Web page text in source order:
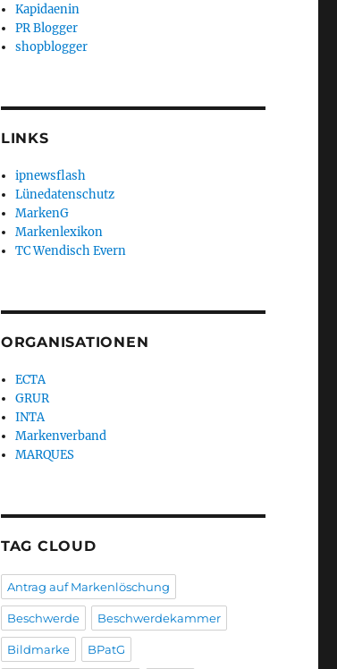
Kapidaenin
PR Blogger
shopblogger
LINKS
ipnewsflash
Lünedatenschutz
MarkenG
Markenlexikon
TC Wendisch Evern
ORGANISATIONEN
ECTA
GRUR
INTA
Markenverband
MARQUES
TAG CLOUD
Antrag auf Markenlöschung
Beschwerde Beschwerdekammer
Bildmarke BPatG